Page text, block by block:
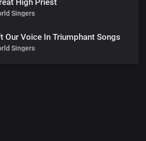
High Priest
Singers
Our Voice In Triumphant Songs
Singers